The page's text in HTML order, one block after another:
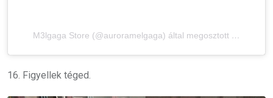
M3lgaga Store (@auroramelgaga) által megosztott bejegyzés
16. Figyellek téged.